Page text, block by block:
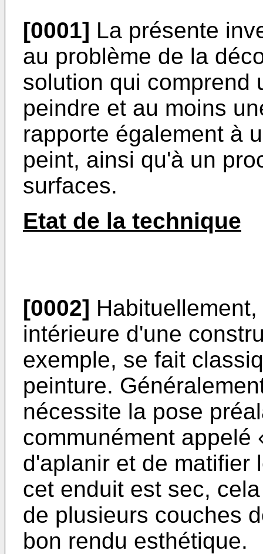
[0001] La présente
au problème de la
solution qui comprend
peindre et au moins
rapporte également à
peint, ainsi qu'à un
surfaces.
Etat de la technique
[0002]
intérieure d'une
exemple, se fait
peinture.
nécessite la pose
communément appelé
d'aplanir et de matifier
cet enduit est sec,
de plusieurs couches
bon rendu esthétique.